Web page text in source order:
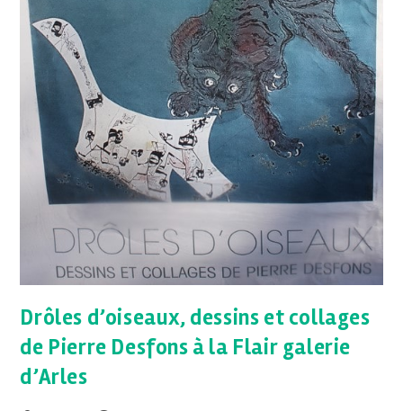
Drôles d’oiseaux, dessins et collages
de Pierre Desfons à la Flair galerie
d’Arles